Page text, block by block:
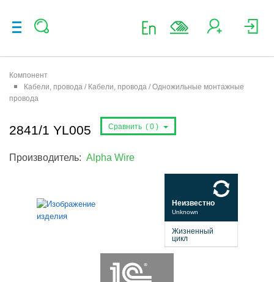
Компонент
Кабели, провода / Кабели, провода / Одножильные монтажные
провода
2841/1 YL005 Сравнить ( 0 )
Производитель: Alpha Wire